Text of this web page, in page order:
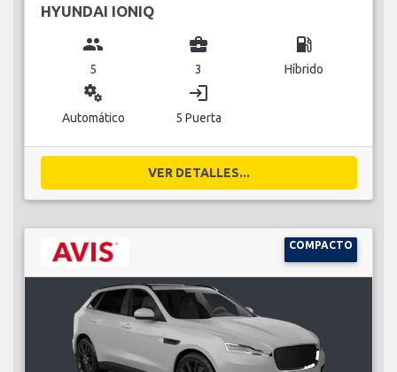
HYUNDAI IONIQ
group
5
business_center
3
local_gas_station
Híbrido
miscellaneous_services
Automático
login
5 Puerta
VER DETALLES...
COMPACTO